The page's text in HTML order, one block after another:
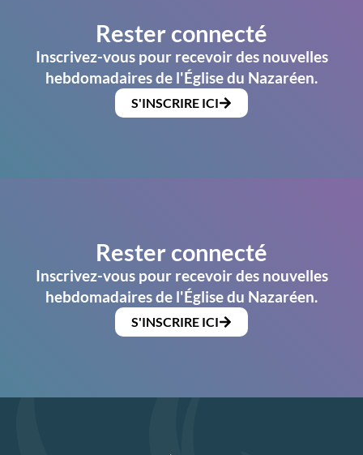
Rester connecté
Inscrivez-vous pour recevoir des nouvelles
hebdomadaires de l'Église du Nazaréen.
S'INSCRIRE ICI
Rester connecté
Inscrivez-vous pour recevoir des nouvelles
hebdomadaires de l'Église du Nazaréen.
S'INSCRIRE ICI